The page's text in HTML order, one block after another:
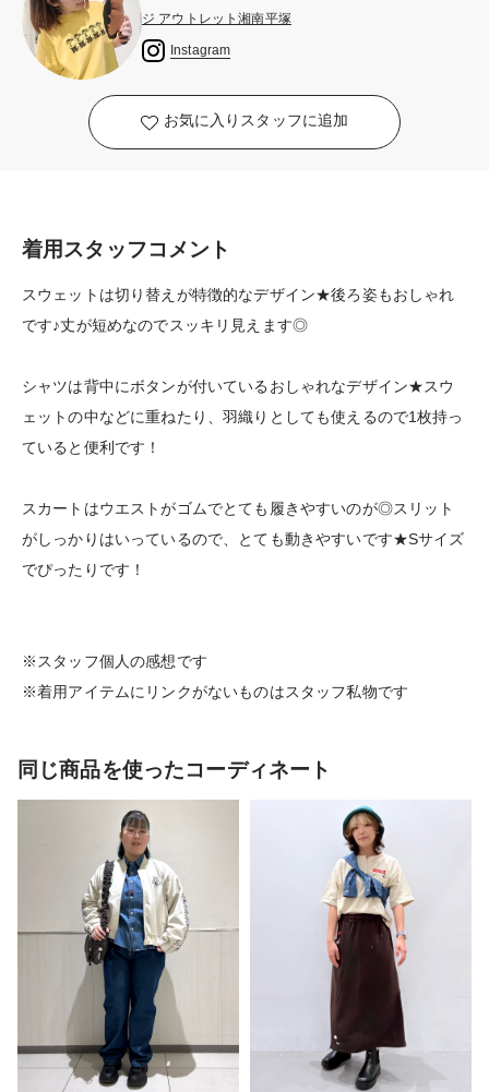
ジ アウトレット湘南平塚
Instagram
お気に入りスタッフに追加
着用スタッフコメント
スウェットは切り替えが特徴的なデザイン★後ろ姿もおしゃれ
です♪丈が短めなのでスッキリ見えます◎
シャツは背中にボタンが付いているおしゃれなデザイン★スウ
ェットの中などに重ねたり、羽織りとしても使えるので1枚持っ
ていると便利です！
スカートはウエストがゴムでとても履きやすいのが◎スリット
がしっかりはいっているので、とても動きやすいです★Sサイズ
でぴったりです！
※スタッフ個人の感想です
※着用アイテムにリンクがないものはスタッフ私物です
同じ商品を使ったコーディネート